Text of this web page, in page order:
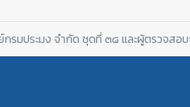
มประมง จำกัด ชุดที่ ๓๘ และผู้ตรวจสอ